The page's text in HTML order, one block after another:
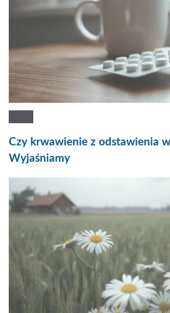
Czy krwawienie z odstawienia
Wyjaśniamy